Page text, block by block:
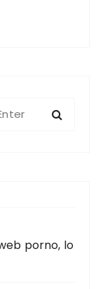
porno, lo